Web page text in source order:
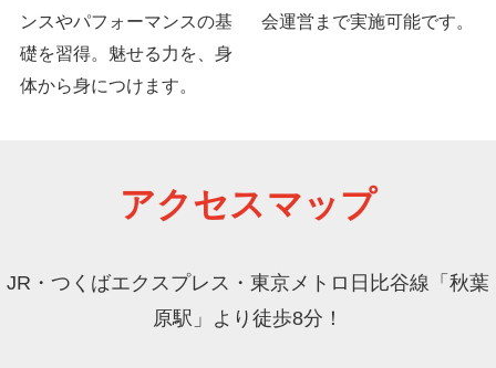
ンスやパフォーマンスの基
礎を習得。魅せる力を、身
体から身につけます。
会運営まで実施可能です。
アクセスマップ
JR・つくばエクスプレス・東京メトロ日比谷線「秋葉
原駅」より徒歩8分！